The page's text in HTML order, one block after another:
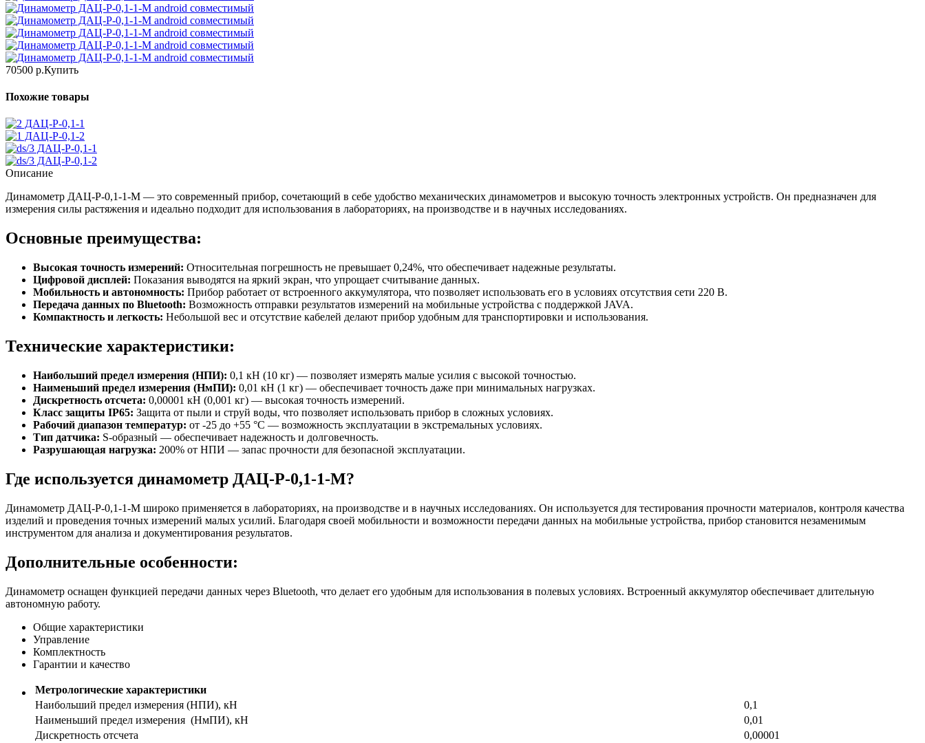
70500 р.Купить
Похожие товары
ДАЦ-Р-0,1-1
ДАЦ-Р-0,1-2
ДАЦ-Р-0,1-1
ДАЦ-Р-0,1-2
Описание
Динамометр ДАЦ-Р-0,1-1-М — это современный прибор, сочетающий в себе удобство механических динамометров и высокую точность электронных устройств. Он предназначен для
измерения силы растяжения и идеально подходит для использования в лабораториях, на производстве и в научных исследованиях.
Основные преимущества:
Высокая точность измерений: Относительная погрешность не превышает 0,24%, что обеспечивает надежные результаты.
Цифровой дисплей: Показания выводятся на яркий экран, что упрощает считывание данных.
Мобильность и автономность: Прибор работает от встроенного аккумулятора, что позволяет использовать его в условиях отсутствия сети 220 В.
Передача данных по Bluetooth: Возможность отправки результатов измерений на мобильные устройства с поддержкой JAVA.
Компактность и легкость: Небольшой вес и отсутствие кабелей делают прибор удобным для транспортировки и использования.
Технические характеристики:
Наибольший предел измерения (НПИ): 0,1 кН (10 кг) — позволяет измерять малые усилия с высокой точностью.
Наименьший предел измерения (НмПИ): 0,01 кН (1 кг) — обеспечивает точность даже при минимальных нагрузках.
Дискретность отсчета: 0,00001 кН (0,001 кг) — высокая точность измерений.
Класс защиты IP65: Защита от пыли и струй воды, что позволяет использовать прибор в сложных условиях.
Рабочий диапазон температур: от -25 до +55 °C — возможность эксплуатации в экстремальных условиях.
Тип датчика: S-образный — обеспечивает надежность и долговечность.
Разрушающая нагрузка: 200% от НПИ — запас прочности для безопасной эксплуатации.
Где используется динамометр ДАЦ-Р-0,1-1-М?
Динамометр ДАЦ-Р-0,1-1-М широко применяется в лабораториях, на производстве и в научных исследованиях. Он используется для тестирования прочности материалов, контроля качества
изделий и проведения точных измерений малых усилий. Благодаря своей мобильности и возможности передачи данных на мобильные устройства, прибор становится незаменимым
инструментом для анализа и документирования результатов.
Дополнительные особенности:
Динамометр оснащен функцией передачи данных через Bluetooth, что делает его удобным для использования в полевых условиях. Встроенный аккумулятор обеспечивает длительную
автономную работу.
Общие характеристики
Управление
Комплектность
Гарантии и качество
Метрологические характеристики
Наибольший предел измерения (НПИ), кН
0,1
Наименьший предел измерения (НмПИ), кН
0,01
Дискретность отсчета
0,00001